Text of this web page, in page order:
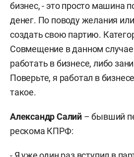
бизнес, - это просто машина
денег. По поводу желания
создать свою партию.
Совмещение в данном
работать в бизнесе, либо
Поверьте, я работал в
такое.
Александр Салий – бывший
рескома КПРФ: